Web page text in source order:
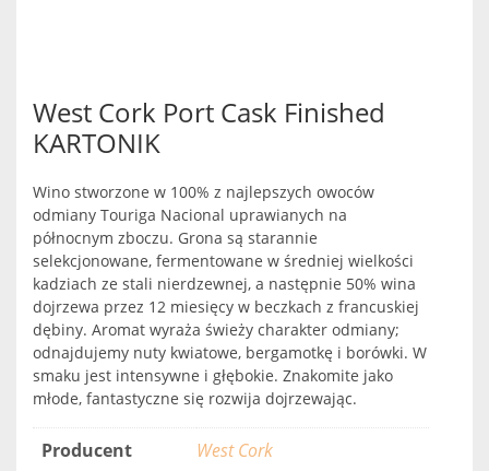
West Cork Port Cask Finished
KARTONIK
Wino stworzone w 100% z najlepszych owoców
odmiany Touriga Nacional uprawianych na
północnym zboczu. Grona są starannie
selekcjonowane, fermentowane w średniej wielkości
kadziach ze stali nierdzewnej, a następnie 50% wina
dojrzewa przez 12 miesięcy w beczkach z francuskiej
dębiny. Aromat wyraża świeży charakter odmiany;
odnajdujemy nuty kwiatowe, bergamotkę i borówki. W
smaku jest intensywne i głębokie. Znakomite jako
młode, fantastyczne się rozwija dojrzewając.
Producent
West Cork